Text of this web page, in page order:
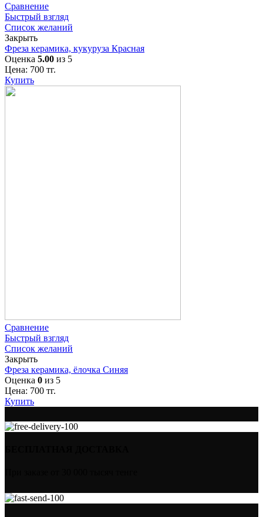
Сравнение
Быстрый взгляд
Список желаний
Закрыть
Фреза керамика, кукуруза Красная
Оценка 5.00 из 5
Цена: 700 тг.
Купить
Сравнение
Быстрый взгляд
Список желаний
Закрыть
Фреза керамика, ёлочка Синяя
Оценка 0 из 5
Цена: 700 тг.
Купить